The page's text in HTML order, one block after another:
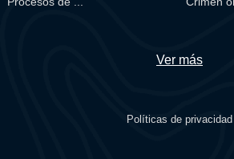
Ver más
Políticas de privacidad